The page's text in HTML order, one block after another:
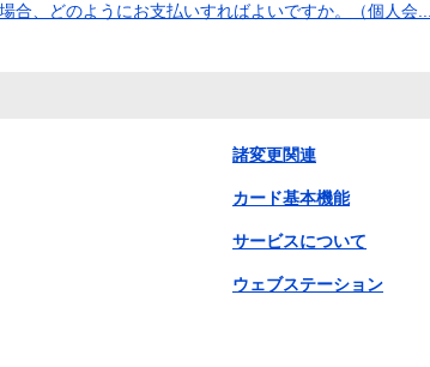
合、どのようにお支払いすればよいですか。（個人会...
諸変更関連
カード基本機能
サービスについて
ウェブステーション